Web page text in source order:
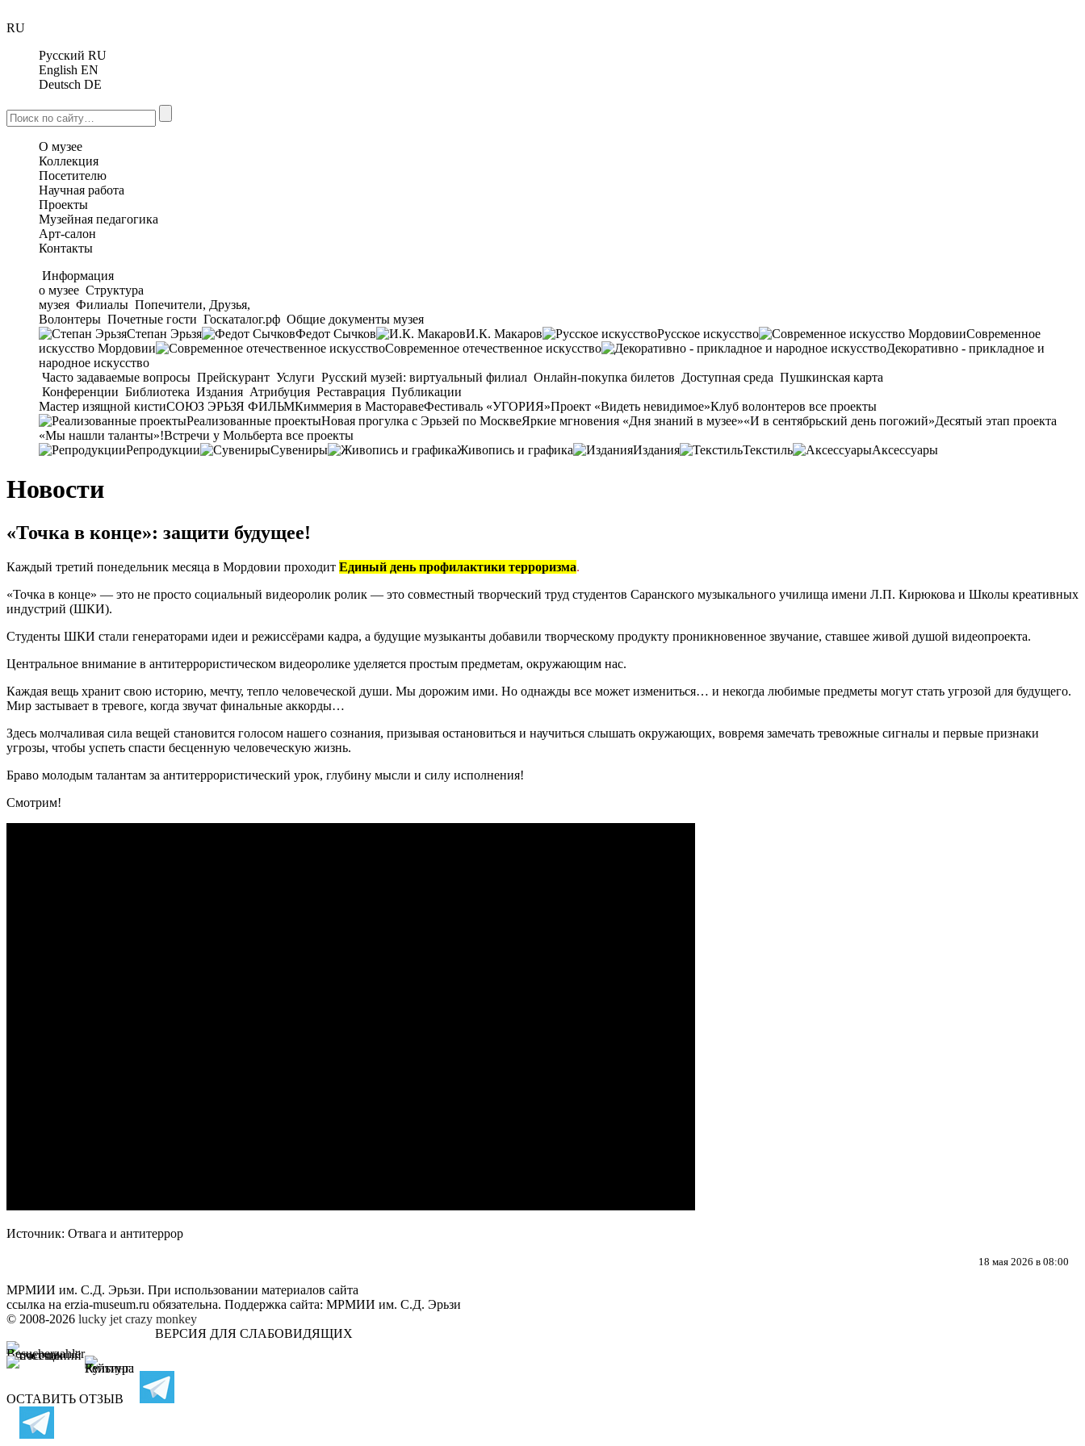
RU
Русский RU
English EN
Deutsch DE
О музее
Коллекция
Посетителю
Научная работа
Проекты
Музейная педагогика
Арт-салон
Контакты
Информация
о музее Структура
музея Филиалы Попечители, Друзья,
Волонтеры Почетные гости Госкаталог.рф Общие документы музея
Степан Эрьзя
Федот Сычков И.К. Макаров Русское искусство
Современное
искусство Мордовии
Современное отечественное искусство
Декоративно - прикладное и
народное искусство
Часто задаваемые вопросы Прейскурант Услуги Русский музей: виртуальный филиал Онлайн-покупка билетов Доступная среда Пушкинская карта
Конференции Библиотека Издания Атрибуция Реставрация Публикации
Мастер изящной кистиСОЮЗ ЭРЬЗЯ ФИЛЬМКиммерия в МасторавеФестиваль «УГОРИЯ»Проект «Видеть невидимое»Клуб волонтеров все проекты
Реализованные проектыНовая прогулка с Эрьзей по МосквеЯркие мгновения «Дня знаний в музее»«И в сентябрьский день погожий»Десятый этап проекта
«Мы нашли таланты»!Встречи у Мольберта все проекты
Репродукции
Сувениры Живопись и графика Издания Текстиль Аксессуары
Новости
«Точка в конце»: защити будущее!
Каждый третий понедельник месяца в Мордовии проходит Единый день профилактики терроризма.
«Точка в конце» — это не просто социальный видеоролик ролик — это совместный творческий труд студентов Саранского музыкального училища имени Л.П. Кирюкова и Школы креативных
индустрий (ШКИ).
Студенты ШКИ стали генераторами идеи и режиссёрами кадра, а будущие музыканты добавили творческому продукту проникновенное звучание, ставшее живой душой видеопроекта.
Центральное внимание в антитеррористическом видеоролике уделяется простым предметам, окружающим нас.
Каждая вещь хранит свою историю, мечту, тепло человеческой души. Мы дорожим ими. Но однажды все может измениться… и некогда любимые предметы могут стать угрозой для будущего.
Мир застывает в тревоге, когда звучат финальные аккорды…
Здесь молчаливая сила вещей становится голосом нашего сознания, призывая остановиться и научиться слышать окружающих, вовремя замечать тревожные сигналы и первые признаки
угрозы, чтобы успеть спасти бесценную человеческую жизнь.
Браво молодым талантам за антитеррористический урок, глубину мысли и силу исполнения!
Смотрим!
Источник: Отвага и антитеррор
18 мая 2026 в 08:00
МРМИИ им. С.Д. Эрьзи. При использовании материалов сайта
ссылка на erzia-museum.ru обязательна. Поддержка сайта: МРМИИ им. С.Д. Эрьзи
© 2008-2026 lucky jet crazy monkey
ВЕРСИЯ ДЛЯ СЛАБОВИДЯЩИХ
ОСТАВИТЬ ОТЗЫВ